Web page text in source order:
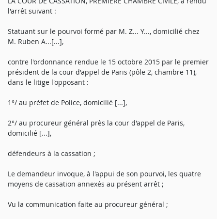
l'arrêt suivant :
Statuant sur le pourvoi formé par M. Z... Y..., domicilié chez
M. Ruben A...[...],
contre l'ordonnance rendue le 15 octobre 2015 par le premier
président de la cour d'appel de Paris (pôle 2, chambre 11),
dans le litige l'opposant :
1°/ au préfet de Police, domicilié [...],
2°/ au procureur général près la cour d'appel de Paris,
domicilié [...],
défendeurs à la cassation ;
Le demandeur invoque, à l'appui de son pourvoi, les quatre
moyens de cassation annexés au présent arrêt ;
Vu la communication faite au procureur général ;